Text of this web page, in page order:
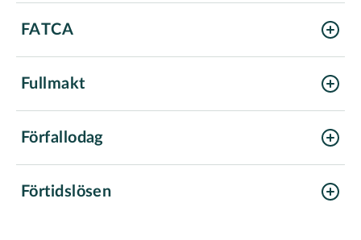
FATCA
Fullmakt
Förfallodag
Förtidslösen